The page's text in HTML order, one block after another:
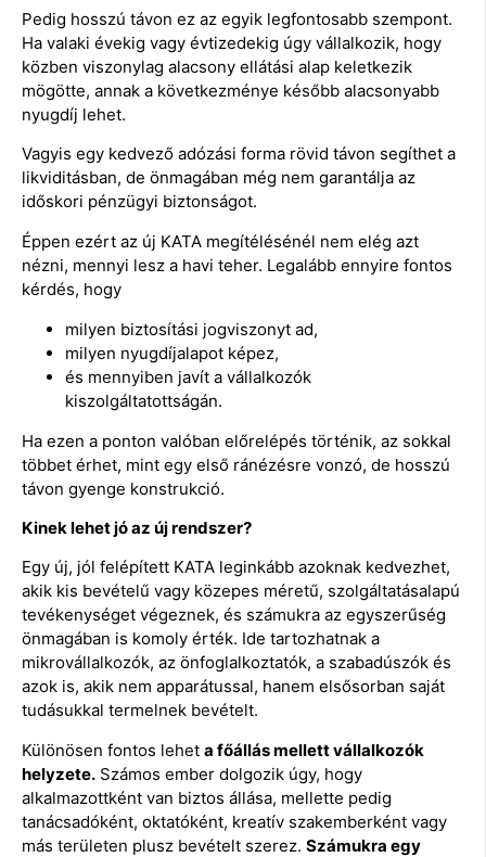
Pedig hosszú távon ez az egyik legfontosabb szempont.
Ha valaki évekig vagy évtizedekig úgy vállalkozik, hogy
közben viszonylag alacsony ellátási alap keletkezik
mögötte, annak a következménye később alacsonyabb
nyugdíj lehet.
Vagyis egy kedvező adózási forma rövid távon segíthet a
likviditásban, de önmagában még nem garantálja az
időskori pénzügyi biztonságot.
Éppen ezért az új KATA megítélésénél nem elég azt
nézni, mennyi lesz a havi teher. Legalább ennyire fontos
kérdés, hogy
milyen biztosítási jogviszonyt ad,
milyen nyugdíjalapot képez,
és mennyiben javít a vállalkozók
kiszolgáltatottságán.
Ha ezen a ponton valóban előrelépés történik, az sokkal
többet érhet, mint egy első ránézésre vonzó, de hosszú
távon gyenge konstrukció.
Kinek lehet jó az új rendszer?
Egy új, jól felépített KATA leginkább azoknak kedvezhet,
akik kis bevételű vagy közepes méretű, szolgáltatásalapú
tevékenységet végeznek, és számukra az egyszerűség
önmagában is komoly érték. Ide tartozhatnak a
mikrovállalkozók, az önfoglalkoztatók, a szabadúszók és
azok is, akik nem apparátussal, hanem elsősorban saját
tudásukkal termelnek bevételt.
Különösen fontos lehet a főállás mellett vállalkozók
helyzete. Számos ember dolgozik úgy, hogy
alkalmazottként van biztos állása, mellette pedig
tanácsadóként, oktatóként, kreatív szakemberként vagy
más területen plusz bevételt szerez. Számukra egy